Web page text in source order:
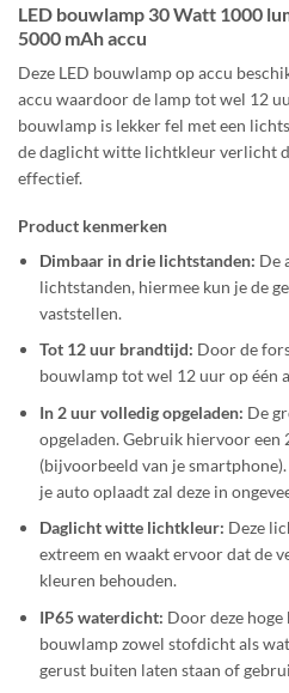
LED bouwlamp 30 Watt 1000
5000 mAh accu
Deze LED bouwlamp op accu
accu waardoor de lamp tot wel 12
bouwlamp is lekker fel met een
de daglicht witte lichtkleur verlicht
effectief.
Product kenmerken
Dimbaar in drie lichtstanden: De
lichtstanden, hiermee kun je de
vaststellen.
Tot 12 uur brandtijd: Door de
bouwlamp tot wel 12 uur op één
In 2 uur volledig opgeladen: De
opgeladen. Gebruik hiervoor een
(bijvoorbeeld van je
je auto oplaadt zal deze in
Daglicht witte lichtkleur: Deze
extreem en waakt ervoor dat de
kleuren behouden.
IP65 waterdicht: Door deze hoge
bouwlamp zowel stofdicht als
gerust buiten laten staan of